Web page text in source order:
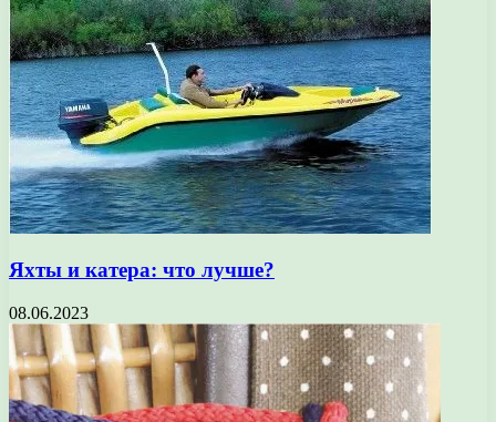
Яхты и катера: что лучше?
08.06.2023